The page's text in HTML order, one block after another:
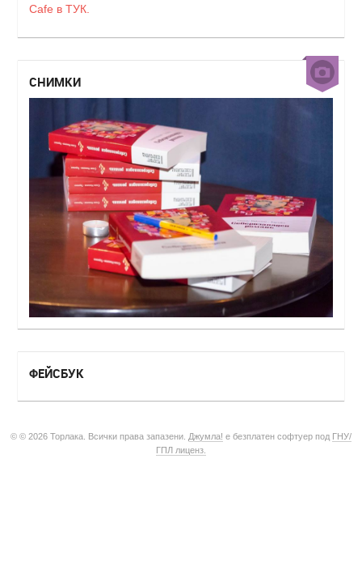
Cafe в ТУК.
СНИМКИ
ФЕЙСБУК
© © 2026 Торлака. Всички права запазени. Джумла! е безплатен софтуер под ГНУ/
ГПЛ лиценз.